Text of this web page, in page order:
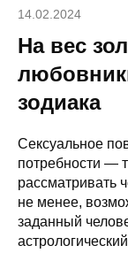
14.02.2024
На вес
зодиака
Сексуальное
потребности —
рассматривать
не менее,
заданный